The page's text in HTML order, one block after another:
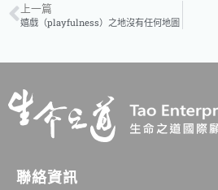
上一篇
嬉戲（playfulness）之地沒有任何地圖
聯絡資訊